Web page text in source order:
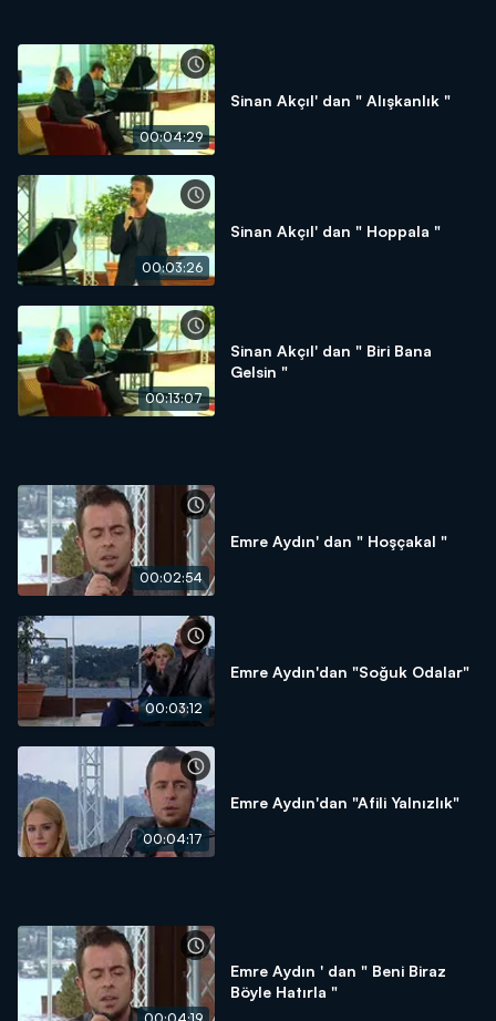
00:04:29
Sinan Akçıl' dan " Alışkanlık "
00:03:26
Sinan Akçıl' dan " Hoppala "
00:13:07
Sinan Akçıl' dan " Biri Bana
Gelsin "
00:02:54
Emre Aydın' dan " Hoşçakal "
00:03:12
Emre Aydın'dan "Soğuk Odalar"
00:04:17
Emre Aydın'dan "Afili Yalnızlık"
Emre Aydın ' dan " Beni Biraz
Böyle Hatırla "